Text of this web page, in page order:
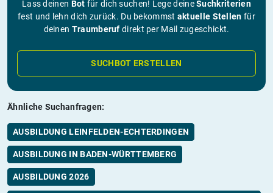
Lass deinen Bot für dich suchen! Lege deineSuchkriterien
fest und lehn dich zurück. Du bekommst aktuelle Stellen für
deinen Traumberuf direkt per Mail zugeschickt.
SUCHBOT ERSTELLEN
Ähnliche Suchanfragen:
AUSBILDUNG LEINFELDEN-ECHTERDINGEN
AUSBILDUNG IN BADEN-WÜRTTEMBERG
AUSBILDUNG 2026